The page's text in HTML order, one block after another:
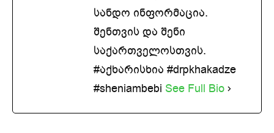
სანდო ინფორმაცია.
შენთვის და შენი
საქართველოსთვის.
#აქხარისხია #drpkhakadze
#sheniambebi See Full Bio